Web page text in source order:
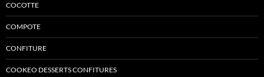
COCOTTE
COMPOTE
CONFITURE
COOKEO DESSERTS CONFITURES